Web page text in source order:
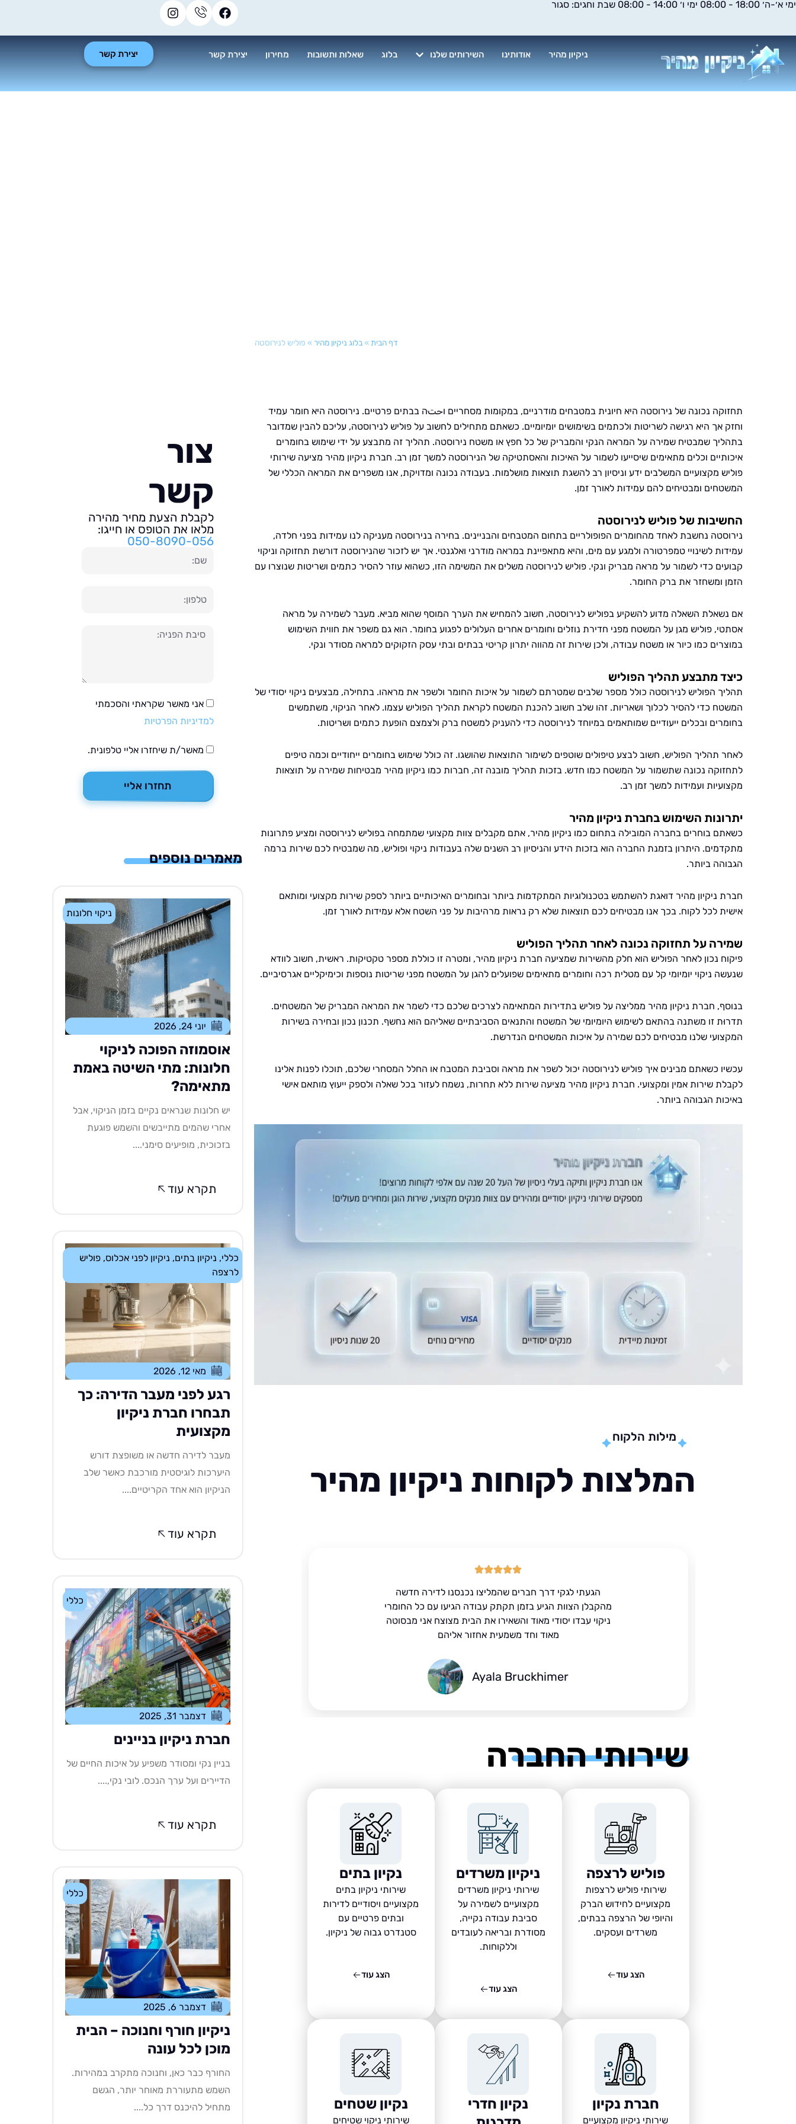
דילוג
ימי א׳-ה׳ 18:00 - 08:00 ימי ו׳ 14:00 - 08:00 שבת וחגים: סגור
ניקיון מהיר אודותינו השירותים שלנו בלוג שאלות ותשובות מחירון יצירת קשר יצירת קשר
דף הבית »בלוג ניקיון מהיר» פוליש לנירוסטה
תחזוקה נכונה של נירוסטה היא חיונית במטבחים מודרניים, במקומות מסחריים וحتּה בבתים פרטיים. נירוסטה היא חומר עמיד
וחזק אך היא רגישה לשריטות ולכתמים בשימושים יומיומיים. כשאתם מתחילים לחשוב על פוליש לנירוסטה, עליכם להבין שמדובר
בתהליך שמבטיח שמירה על המראה הנקי והמבריק של כל חפץ או משטח נירוסטה. תהליך זה מתבצע על ידי שימוש בחומרים
איכותיים וכלים מתאימים שיסייעו לשמור על האיכות והאסתטיקה של הנירוסטה למשך זמן רב. חברת ניקיון מהיר מציעה שירותי
פוליש מקצועיים המשלבים ידע וניסיון רב להשגת תוצאות מושלמות. בעבודה נכונה ומדויקת, אנו משפרים את המראה הכללי של
המשטחים ומבטיחים להם עמידות לאורך זמן.
החשיבות של פוליש לנירוסטה
נירוסטה נחשבת לאחד מהחומרים הפופולריים בתחום המטבחים והבניינים. בחירה בנירוסטה מעניקה לנו עמידות בפני חלדה,
עמידות לשינויי טמפרטורה ולמגע עם מים, והיא מתאפיינת במראה מודרני ואלגנטי. אך יש לזכור שהנירוסטה דורשת תחזוקה וניקוי
קבועים כדי לשמור על מראה מבריק ונקי. פוליש לנירוסטה משלים את המשימה הזו, כשהוא עוזר להסיר כתמים ושריטות שנוצרו עם
הזמן ומשחזר את ברק החומר.
אם נשאלת השאלה מדוע להשקיע בפוליש לנירוסטה, חשוב להמחיש את הערך המוסף שהוא מביא. מעבר לשמירה על מראה
אסתטי, פוליש מגן על המשטח מפני חדירת נוזלים וחומרים אחרים העלולים לפגוע בחומר. הוא גם משפר את חווית השימוש
במוצרים כמו כיור או משטח עבודה, ולכן שירות זה מהווה יתרון קריטי בבתים ובתי עסק הזקוקים למראה מסודר ונקי.
כיצד מתבצע תהליך הפוליש
תהליך הפוליש לנירוסטה כולל מספר שלבים שמטרתם לשמור על איכות החומר ולשפר את מראהו. בתחילה, מבצעים ניקוי יסודי של
המשטח כדי להסיר לכלוך ושאריות. זהו שלב חשוב להכנת המשטח לקראת תהליך הפוליש עצמו. לאחר הניקוי, משתמשים
בחומרים ובכלים ייעודיים שמותאמים במיוחד לנירוסטה כדי להעניק למשטח ברק ולצמצם הופעת כתמים ושריטות.
לאחר תהליך הפוליש, חשוב לבצע טיפולים שוטפים לשימור התוצאות שהושגו. זה כולל שימוש בחומרים ייחודיים וכמה טיפים
לתחזוקה נכונה שתשמור על המשטח כמו חדש. בזכות תהליך מובנה זה, חברות כמו ניקיון מהיר מבטיחות שמירה על תוצאות
מקצועיות ועמידות למשך זמן רב.
יתרונות השימוש בחברת ניקיון מהיר
כשאתם בוחרים בחברה המובילה בתחום כמו ניקיון מהיר, אתם מקבלים צוות מקצועי שמתמחה בפוליש לנירוסטה ומציע פתרונות
מתקדמים. היתרון בזמנת החברה הוא בזכות הידע והניסיון רב השנים שלה בעבודות ניקוי ופוליש, מה שמבטיח לכם שירות ברמה
הגבוהה ביותר.
חברת ניקיון מהיר דואגת להשתמש בטכנולוגיות המתקדמות ביותר ובחומרים האיכותיים ביותר לספק שירות מקצועי ומותאם
אישית לכל לקוח. בכך אנו מבטיחים לכם תוצאות שלא רק נראות מרהיבות על פני השטח אלא עמידות לאורך זמן.
שמירה על תחזוקה נכונה לאחר תהליך הפוליש
פיקוח נכון לאחר הפוליש הוא חלק מהשירות שמציעה חברת ניקיון מהיר, ומטרה זו כוללת מספר טקטיקות. ראשית, חשוב לוודא
שנעשה ניקוי יומיומי קל עם מטלית רכה וחומרים מתאימים שפועלים להגן על המשטח מפני שריטות נוספות וכימיקליים אגרסיביים.
בנוסף, חברת ניקיון מהיר ממליצה על פוליש בתדירות המתאימה לצרכים שלכם כדי לשמר את המראה המבריק של המשטחים.
תדרוּת זו משתנה בהתאם לשימוש היומיומי של המשטח והתנאים הסביבתיים שאליהם הוא נחשף. תכנון נכון ובחירה בשירות
המקצועי שלנו מבטיחים לכם שמירה על איכות המשטחים הנדרשת.
עכשיו כשאתם מבינים איך פוליש לנירוסטה יכול לשפר את מראה וסביבת המטבח או החלל המסחרי שלכם, תוכלו לפנות אלינו
לקבלת שירות אמין ומקצועי. חברת ניקיון מהיר מציעה שירות ללא תחרות, נשמח לעזור בכל שאלה ולספק ייעוץ מותאם אישי
באיכות הגבוהה ביותר.
מילות הלקוח
המלצות לקוחות ניקיון מהיר
הגעתי לגקי דרך חברים שהמליצו נכנסנו לדירה חדשה
מהקבלן הצוות הגיע בזמן תקתק עבודה הגיעו עם כל החומרי
ניקוי עבדו יסודי מאוד והשאירו את הבית מצוצח אני מבסוטה
מאוד וחד משמעית אחזור אליהם
Ayala Bruckhimer
שירותי החברה
פוליש לרצפה
שירותי פוליש לרצפות
מקצועיים לחידוש הברק
והיופי של הרצפה בבתים,
משרדים ועסקים.
הצג עוד
ניקיון משרדים
שירותי ניקיון משרדים
מקצועיים לשמירה על
סביבת עבודה נקייה,
מסודרת ובריאה לעובדים
וללקוחות.
הצג עוד
נקיון בתים
שירותי ניקיון בתים
מקצועיים ויסודיים לדירות
ובתים פרטיים עם
סטנדרט גבוה של ניקיון.
הצג עוד
חברת נקיון
שירותי ניקיון מקצועיים
נקיון חדרי
נקיון שטחים
שירותי ניקוי שטיחים
צור
קשר
לקבלת הצעת מחיר מהירה
מלאו את הטופס או חייגו:
050-8090-056
טלפון
הודעה
אני מאשר שקראתי והסכמתי
למדיניות הפרטיות
מאשר/ת שיחזרו אליי טלפונית.
תחזרו אליי
מאמרים נוספים
ניקוי חלונות
יוני 24, 2026
אוסמוזה הפוכה לניקוי
חלונות: מתי השיטה באמת
מתאימה?
יש חלונות שנראים נקיים בזמן הניקוי, אבל
אחרי שהמים מתייבשים והשמש פוגעת
בזכוכית, מופיעים סימני....
תקרא עוד
כללי, ניקיון בתים, ניקיון לפני אכלוס,פוליש
לרצפה
מאי 12, 2026
רגע לפני מעבר הדירה: כך
תבחרו חברת ניקיון
מקצועית
מעבר לדירה חדשה או משופצת דורש
היערכות לוגיסטית מורכבת כאשר שלב
הניקיון הוא אחד הקריטיים....
תקרא עוד
כללי
דצמבר 31, 2025
חברת ניקיון בניינים
בניין נקי ומסודר משפיע על איכות החיים של
הדיירים ועל ערך הנכס. לובי נקי,....
תקרא עוד
כללי
דצמבר 6, 2025
ניקיון חורף וחנוכה – הבית
מוכן לכל עונה
החורף כבר כאן, וחנוכה מתקרב במהירות.
השמש מתעוררת מאוחר יותר, הגשם
מתחיל להיכנס דרך כל....